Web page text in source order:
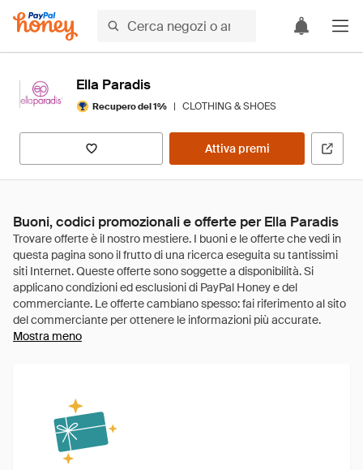
Ella Paradis
Recupero del 1% | CLOTHING & SHOES
Attiva premi
Buoni, codici promozionali e offerte per Ella Paradis
Mostra meno